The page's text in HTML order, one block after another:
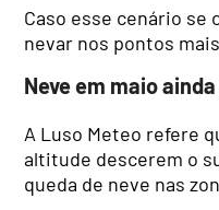
Caso esse cenário se
nevar nos pontos
Neve em maio
A Luso Meteo refere
altitude descerem o
queda de neve nas